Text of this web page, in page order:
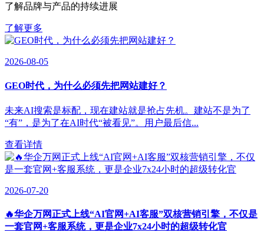
了解品牌与产品的持续进展
了解更多
2026-08-05
GEO时代，为什么必须先把网站建好？
未来AI搜索是标配，现在建站就是抢占先机。建站不是为了
“有”，是为了在AI时代“被看见”。用户最后信...
查看详情
2026-07-20
🔥华企万网正式上线“AI官网+AI客服”双核营销引擎，不仅是
一套官网+客服系统，更是企业7x24小时的超级转化官